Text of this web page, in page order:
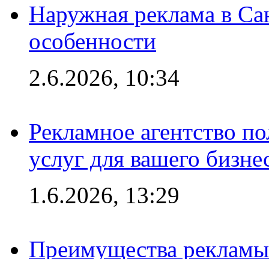
Наружная реклама в
особенности
2.6.2026, 10:34
Рекламное агентство
услуг для вашего
1.6.2026, 13:29
Преимущества